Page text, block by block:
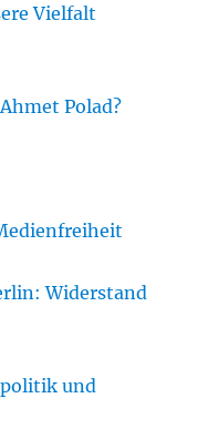
Vielfalt
Polad?
Widerstand
und